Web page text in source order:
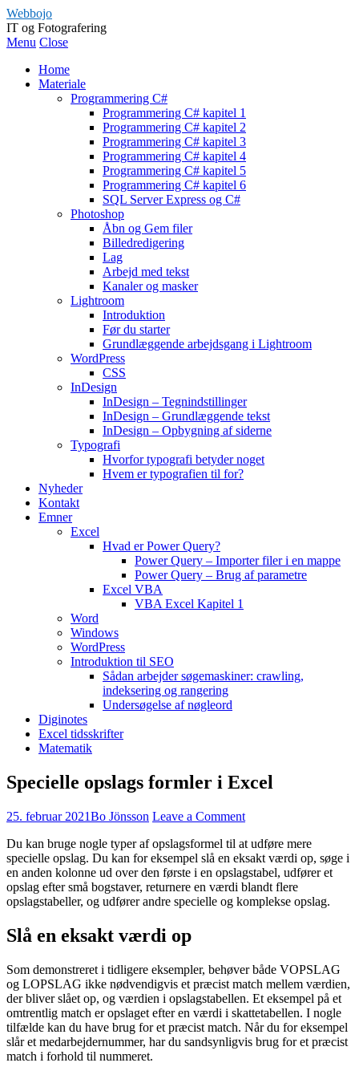
Webbojo
IT og Fotografering
Menu Close
Home
Materiale
Programmering C#
Programmering C# kapitel 1
Programmering C# kapitel 2
Programmering C# kapitel 3
Programmering C# kapitel 4
Programmering C# kapitel 5
Programmering C# kapitel 6
SQL Server Express og C#
Photoshop
Åbn og Gem filer
Billedredigering
Lag
Arbejd med tekst
Kanaler og masker
Lightroom
Introduktion
Før du starter
Grundlæggende arbejdsgang i Lightroom
WordPress
CSS
InDesign
InDesign – Tegnindstillinger
InDesign – Grundlæggende tekst
InDesign – Opbygning af siderne
Typografi
Hvorfor typografi betyder noget
Hvem er typografien til for?
Nyheder
Kontakt
Emner
Excel
Hvad er Power Query?
Power Query – Importer filer i en mappe
Power Query – Brug af parametre
Excel VBA
VBA Excel Kapitel 1
Word
Windows
WordPress
Introduktion til SEO
Sådan arbejder søgemaskiner: crawling,
indeksering og rangering
Undersøgelse af nøgleord
Diginotes
Excel tidsskrifter
Matematik
Specielle opslags formler i Excel
25. februar 2021Bo Jönsson Leave a Comment
Du kan bruge nogle typer af opslagsformel til at udføre mere
specielle opslag. Du kan for eksempel slå en eksakt værdi op, søge i
en anden kolonne ud over den første i en opslagstabel, udfører et
opslag efter små bogstaver, returnere en værdi blandt flere
opslagstabeller, og udfører andre specielle og komplekse opslag.
Slå en eksakt værdi op
Som demonstreret i tidligere eksempler, behøver både VOPSLAG
og LOPSLAG ikke nødvendigvis et præcist match mellem værdien,
der bliver slået op, og værdien i opslagstabellen. Et eksempel på et
omtrentlig match er opslaget efter en værdi i skattetabellen. I nogle
tilfælde kan du have brug for et præcist match. Når du for eksempel
slår et medarbejdernummer, har du sandsynligvis brug for et præcist
match i forhold til nummeret.